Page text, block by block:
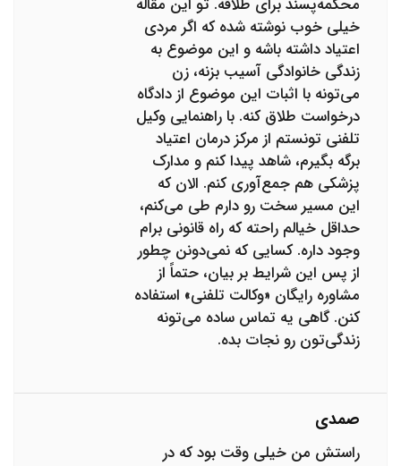
محکمه‌پسند برای طلاقه. تو این مقاله
خیلی خوب نوشته شده که اگر مردی
اعتیاد داشته باشه و این موضوع به
زندگی خانوادگی آسیب بزنه، زن
می‌تونه با اثبات این موضوع از دادگاه
درخواست طلاق کنه. با راهنمایی وکیل
تلفنی تونستم از مرکز درمان اعتیاد
برگه بگیرم، شاهد پیدا کنم و مدارک
پزشکی هم جمع‌آوری کنم. الان که
این مسیر سخت رو دارم طی می‌کنم،
حداقل خیالم راحته که راه قانونی برام
وجود داره. کسایی که نمی‌دونن چطور
از پس این شرایط بر بیان، حتماً از
مشاوره رایگان «وکالت تلفنی» استفاده
کنن. گاهی یه تماس ساده می‌تونه
زندگی‌تون رو نجات بده.
صمدی
راستش من خیلی وقت بود که در